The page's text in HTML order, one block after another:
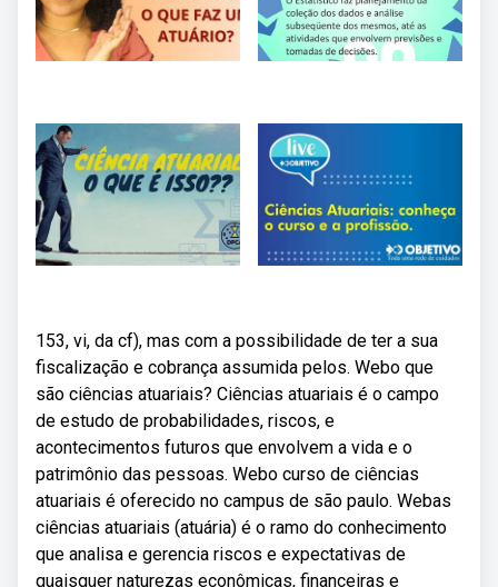
153, vi, da cf), mas com a possibilidade de ter a sua
fiscalização e cobrança assumida pelos. Webo que
são ciências atuariais? Ciências atuariais é o campo
de estudo de probabilidades, riscos, e
acontecimentos futuros que envolvem a vida e o
patrimônio das pessoas. Webo curso de ciências
atuariais é oferecido no campus de são paulo. Webas
ciências atuariais (atuária) é o ramo do conhecimento
que analisa e gerencia riscos e expectativas de
quaisquer naturezas econômicas, financeiras e